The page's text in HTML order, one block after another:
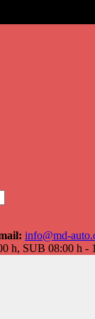
info@md-
h, SUB 08:00 h -